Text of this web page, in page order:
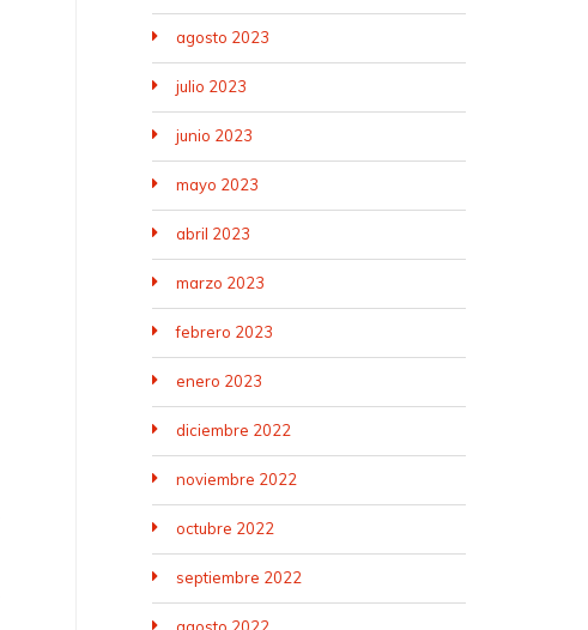
agosto 2023
julio 2023
junio 2023
mayo 2023
abril 2023
marzo 2023
febrero 2023
enero 2023
diciembre 2022
noviembre 2022
octubre 2022
septiembre 2022